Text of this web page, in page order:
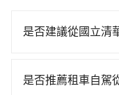
是否建議從國立清
費時、轉車麻煩！
是否推薦租車自駕